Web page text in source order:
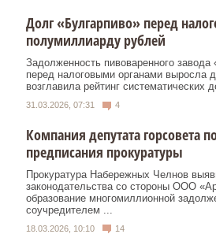
Долг «Булгарпиво» перед
полумиллиарду рублей
Задолженность пивоваренного
перед налоговыми органами выросла
возглавила рейтинг систематических
31.03.2026, 07:31 4
Компания депутата горсовета
предписания прокуратуры
Прокуратура Набережных Челнов
законодательства со стороны ООО
образование многомиллионной
соучредителем ...
18.03.2026, 10:10 14